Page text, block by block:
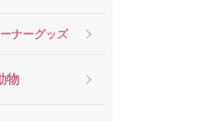
ナーグッズ
物